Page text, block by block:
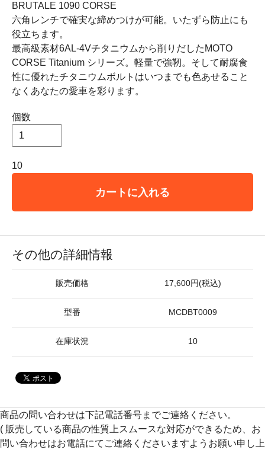
BRUTALE 1090 CORSE
六角レンチで確実な締めつけが可能。いたずら防止にも
役立ちます。
最高級素材6AL-4Vチタニウムから削りだしたMOTO
CORSE Titanium シリーズ。軽量で強靭。そして耐腐食
性に優れたチタニウムボルトはいつまでも色あせること
なくあなたの愛車を彩ります。
個数
10
カートに入れる
その他の詳細情報
販売価格 17,600円(税込)
型番 MCDBT0009
在庫状況 10
商品の問い合わせは下記電話番号までご連絡ください。
( 販売している商品の性質上スムースな対応ができるため、お
問い合わせはお電話にてご連絡くださいますようお願い申し上